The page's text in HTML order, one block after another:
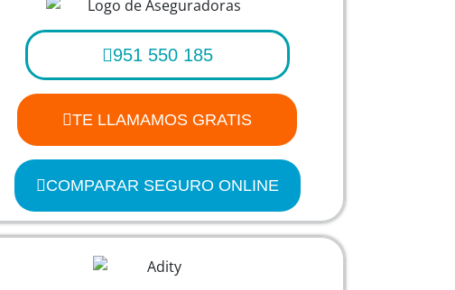
951 550 185
TE LLAMAMOS GRATIS
COMPARAR SEGURO ONLINE